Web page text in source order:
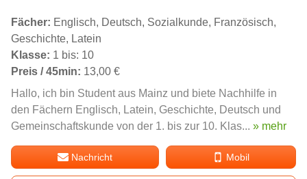
Fächer: Englisch, Deutsch, Sozialkunde, Französisch,
Geschichte, Latein
Klasse: 1 bis: 10
Preis / 45min: 13,00 €
Hallo, ich bin Student aus Mainz und biete Nachhilfe in
den Fächern Englisch, Latein, Geschichte, Deutsch und
Gemeinschaftskunde von der 1. bis zur 10. Klas... » mehr
Nachricht Mobil